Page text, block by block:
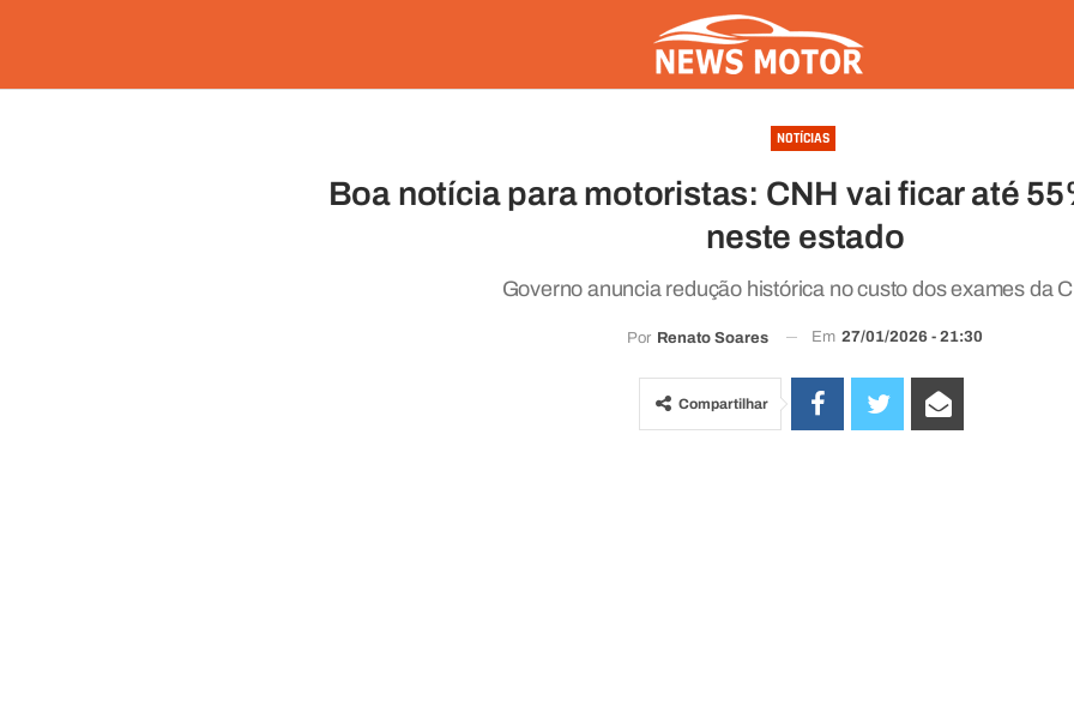
NOTÍCIAS
Boa notícia para motoristas: CNH vai ficar até
neste estado
Governo anuncia redução histórica no custo dos exames da
Por Renato Soares Em 27/01/2026 - 21:30
Compartilhar